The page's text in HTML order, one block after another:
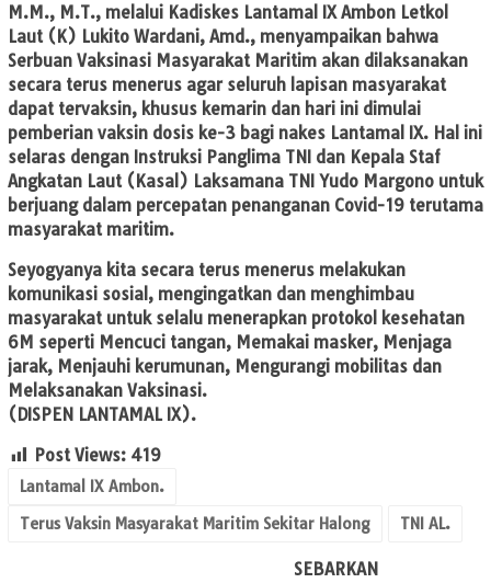
M.M., M.T., melalui Kadiskes Lantamal IX Ambon Letkol
Laut (K) Lukito Wardani, Amd., menyampaikan bahwa
Serbuan Vaksinasi Masyarakat Maritim akan dilaksanakan
secara terus menerus agar seluruh lapisan masyarakat
dapat tervaksin, khusus kemarin dan hari ini dimulai
pemberian vaksin dosis ke-3 bagi nakes Lantamal IX. Hal ini
selaras dengan Instruksi Panglima TNI dan Kepala Staf
Angkatan Laut (Kasal) Laksamana TNI Yudo Margono untuk
berjuang dalam percepatan penanganan Covid-19 terutama
masyarakat maritim.
Seyogyanya kita secara terus menerus melakukan
komunikasi sosial, mengingatkan dan menghimbau
masyarakat untuk selalu menerapkan protokol kesehatan
6M seperti Mencuci tangan, Memakai masker, Menjaga
jarak, Menjauhi kerumunan, Mengurangi mobilitas dan
Melaksanakan Vaksinasi.
(DISPEN LANTAMAL IX).
Post Views: 419
Lantamal IX Ambon.
Terus Vaksin Masyarakat Maritim Sekitar Halong
TNI AL.
SEBARKAN